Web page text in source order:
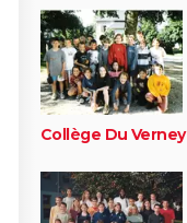
Collège Du Verney